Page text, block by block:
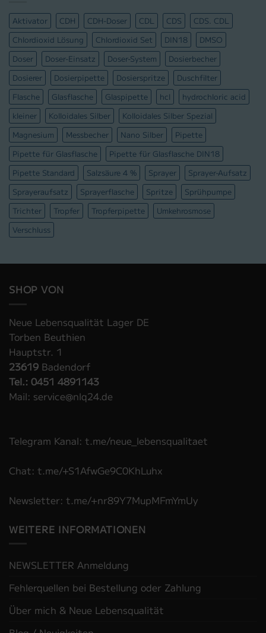
Aktivator CDH CDH-Doser CDL CDS
CDS. CDL
Chlordioxid Lösung
Chlordioxid Set DIN18
DMSO
Doser
Doser-Einsatz Doser-System
Dosierbecher
Dosierer
Dosierpipette Dosierspritze
Duschfilter
Flasche
Glasflasche Glaspipette hcl
hydrochloric acid
kleiner
Kolloidales Silber
Kolloidales Silber Spezial
Magnesium
Messbecher Nano Silber
Pipette
Pipette für Glasflasche
Pipette für Glasflasche DIN18
Pipette Standard
Salzsäure 4 % Sprayer
Sprayer-Aufsatz
Sprayeraufsatz
Sprayerflasche Spritze
Sprühpumpe
Trichter
Tropfer Tropferpipette
Umkehrosmose
Verschluss
SHOP VON
Neue Lebensqualität Lager DE
Torben Beuthien
Hauptstr. 1
23619 Badendorf
Tel.: 0451 4891143
Mail: service@nlq24.de
Telegram Kanal: t.me/neue_lebensqualitaet
Chat: t.me/+S1AfwGe9C0KhLuhx
Newsletter: t.me/+nr89Y7MupMFmYmUy
WEITERE INFORMATIONEN
NEWSLETTER Anmeldung
Fehlerquellen bei Bestellung oder Zahlung
Über mich & Neue Lebensqualität